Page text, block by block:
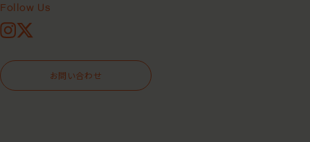
Follow Us
Instagram
X
お問い合わせ
ハイドレイティングクリームコンディ